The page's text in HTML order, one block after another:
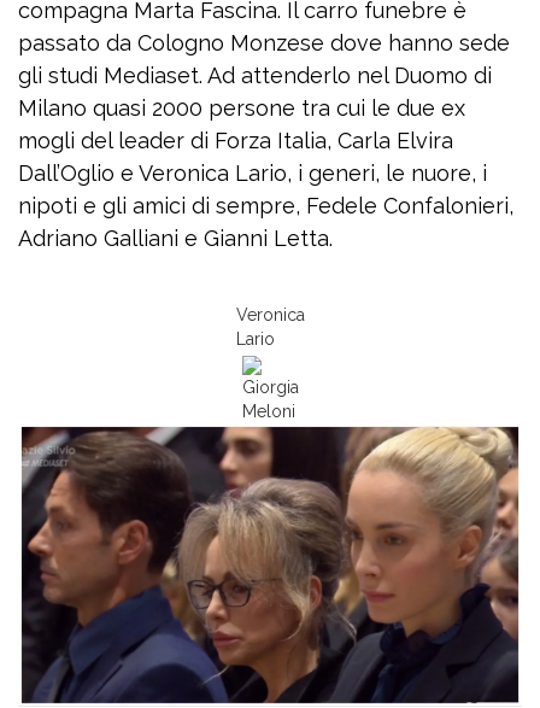
compagna Marta Fascina. Il carro funebre è
passato da Cologno Monzese dove hanno sede
gli studi Mediaset. Ad attenderlo nel Duomo di
Milano quasi 2000 persone tra cui le due ex
mogli del leader di Forza Italia, Carla Elvira
Dall’Oglio e Veronica Lario, i generi, le nuore, i
nipoti e gli amici di sempre, Fedele Confalonieri,
Adriano Galliani e Gianni Letta.
Veronica
Lario
Giorgia
Meloni